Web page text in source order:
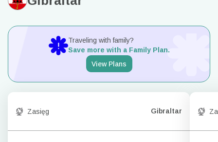
Traveling with family?
Save more with a Family Plan.
View Plans
Zasięg Gibraltar